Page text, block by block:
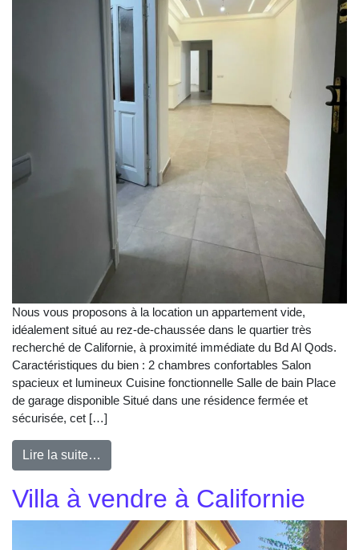
Nous vous proposons à la location un appartement vide,
idéalement situé au rez-de-chaussée dans le quartier très
recherché de Californie, à proximité immédiate du Bd Al Qods.
Caractéristiques du bien : 2 chambres confortables Salon
spacieux et lumineux Cuisine fonctionnelle Salle de bain Place
de garage disponible Situé dans une résidence fermée et
sécurisée, cet […]
Lire la suite…
Villa à vendre à Californie